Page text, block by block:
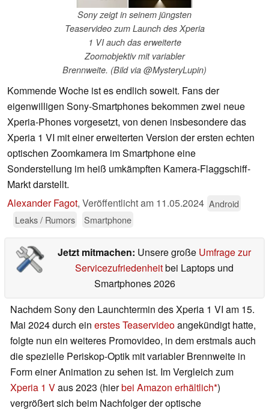
Sony zeigt in seinem jüngsten
Teaservideo zum Launch des Xperia
1 VI auch das erweiterte
Zoomobjektiv mit variabler
Brennweite. (Bild via @MysteryLupin)
Kommende Woche ist es endlich soweit. Fans der
eigenwilligen Sony-Smartphones bekommen zwei neue
Xperia-Phones vorgesetzt, von denen insbesondere das
Xperia 1 VI mit einer erweiterten Version der ersten echten
optischen Zoomkamera im Smartphone eine
Sonderstellung im heiß umkämpften Kamera-Flaggschiff-
Markt darstellt.
Alexander Fagot, Veröffentlicht am 11.05.2024 Android
Leaks / Rumors
Smartphone
Jetzt mitmachen: Unsere große Umfrage zur
Servicezufriedenheitbei Laptops und
Smartphones 2026
Nachdem Sony den Launchtermin des Xperia 1 VI am 15.
Mai 2024 durch ein erstes Teaservideoangekündigt hatte,
folgte nun ein weiteres Promovideo, in dem erstmals auch
die spezielle Periskop-Optik mit variabler Brennweite in
Form einer Animation zu sehen ist. Im Vergleich zum
Xperia 1 Vaus 2023 (hierbei Amazon erhältlich )
vergrößert sich beim Nachfolger der optische